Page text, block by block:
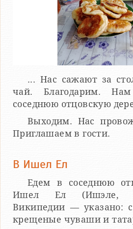
... Нас сажают за
чай. Благодарим.
соседнюю отцовскую
Выходим. Нас
Приглашаем в гости.
В Ишел Ел
Едем в соседнюю
Ишел Ел (Ишэле,
Википедии — указано:
крещеные чуваши и